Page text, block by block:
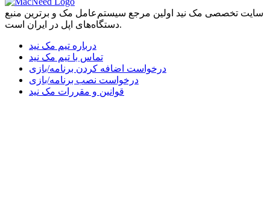
سایت تخصصی مک نید اولین مرجع سیستم‌عامل مک و برترین منبع
دستگاه‌های اپل در ایران است.
درباره تیم مک نید
تماس با تیم مک نید
درخواست اضافه کردن برنامه/بازی
درخواست نصب برنامه/بازی
قوانین و مقررات مک نید